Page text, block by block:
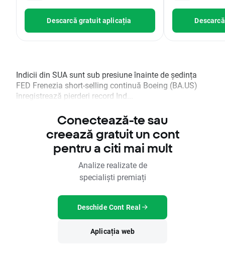
Descarcă gratuit aplicația
Indicii din SUA sunt sub presiune înainte de ședința
FED Frenezia short-selling continuă Boeing (BA.US)
înregistrează pierderi record Ind...
Conectează-te sau
creează gratuit un cont
pentru a citi mai mult
Analize realizate de
specialiști premiați
Deschide Cont Real
Aplicația web